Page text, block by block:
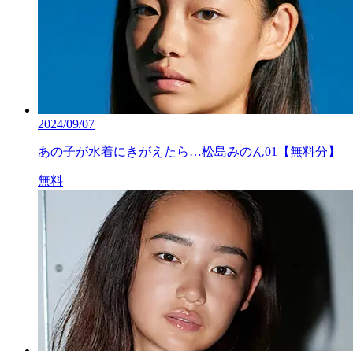
2024/09/07
あの子が水着にきがえたら…松島みのん01【無料分】
無料